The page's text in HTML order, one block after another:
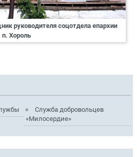
руководителя соцотдела епархии
п. Хороль
Служба добровольцев
«Милосердие»